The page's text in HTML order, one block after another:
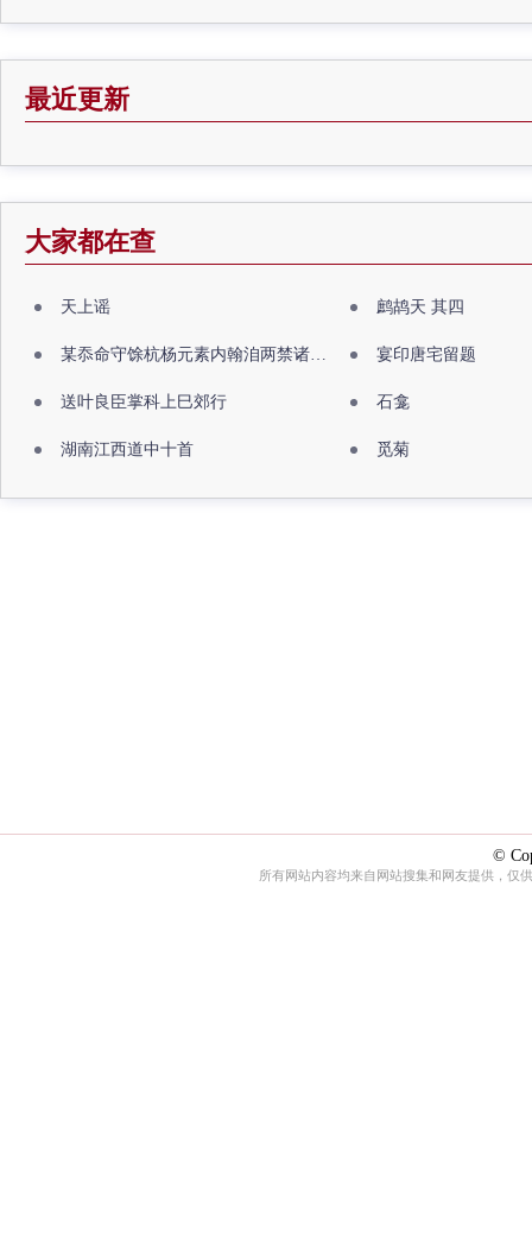
最近更新
大家都在查
天上谣 鹧鸪天 其四
某忝命守馀杭杨元素内翰洎两禁诸公出祖佛寺 宴印唐宅留题
送叶良臣掌科上巳郊行 石龛
湖南江西道中十首 觅菊
©
所有网站内容均来自网站搜集和网友提供，仅